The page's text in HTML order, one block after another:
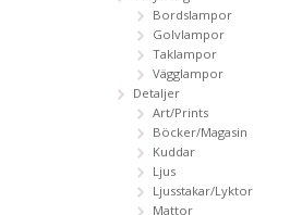
Bordslampor
Golvlampor
Taklampor
Vägglampor
Detaljer
Art/Prints
Böcker/Magasin
Kuddar
Ljus
Ljusstakar/Lyktor
Mattor